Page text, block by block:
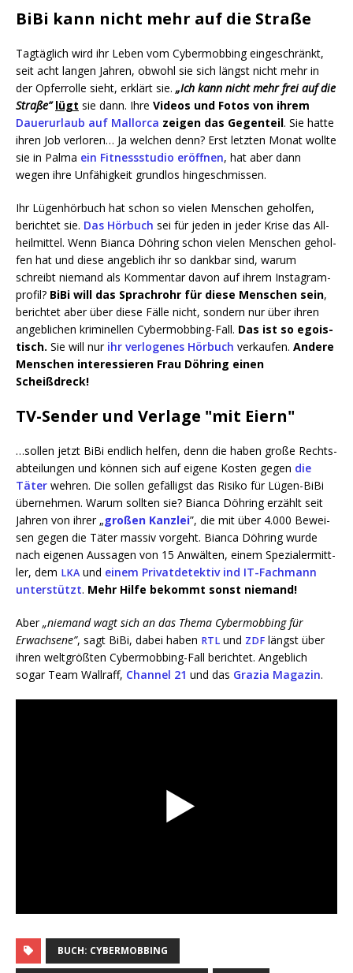
BiBi kann nicht mehr auf die Straße
Tag­täg­lich wird ihr Leben vom Cyber­mob­bing ein­ge­schränkt,
seit acht lan­gen Jah­ren, obwohl sie sich längst nicht mehr in
der Opfer­rol­le sieht, erklärt sie. „Ich kann nicht mehr frei auf die
Stra­ße” lügt sie dann. Ihre Vide­os und Fotos von ihrem
Dau­er­ur­laub auf Mal­lor­ca zei­gen das Gegen­teil. Sie hat­te
ihren Job ver­lo­ren… Ja wel­chen denn? Erst letz­ten Monat woll­te
sie in Pal­ma ein Fit­ness­stu­dio eröff­nen, hat aber dann
wegen ihre Unfä­hig­keit grund­los hingeschmissen.
Ihr Lügen­hör­buch hat schon so vie­len Men­schen gehol­fen,
berich­tet sie. Das Hör­buch sei für jeden in jeder Kri­se das All­
heil­mit­tel. Wenn Bian­ca Döh­ring schon vie­len Men­schen gehol­
fen hat und die­se angeb­lich ihr so dank­bar sind, war­um
schreibt nie­mand als Kom­men­tar davon auf ihrem Insta­g­ram­
pro­fil? BiBi will das Sprach­rohr für die­se Men­schen sein,
berich­tet aber über die­se Fäl­le nicht, son­dern nur über ihren
angeb­li­chen kri­mi­nel­len Cyber­mob­bing-Fall. Das ist so ego­is­
tisch. Sie will nur ihr ver­lo­ge­nes Hör­buch ver­kau­fen. Ande­re
Men­schen inter­es­sie­ren Frau Döh­ring einen
Scheißdreck!
TV-Sender und Verlage "mit Eiern"
…sol­len jetzt BiBi end­lich hel­fen, denn die haben gro­ße Rechts­
ab­tei­lun­gen und kön­nen sich auf eige­ne Kos­ten gegen die
Täter weh­ren. Die sol­len gefäl­ligst das Risi­ko für Lügen-BiBi
über­neh­men. War­um soll­ten sie? Bian­ca Döh­ring erzählt seit
Jah­ren von ihrer „gro­ßen Kanz­lei”, die mit über 4.000 Bewei­
sen gegen die Täter mas­siv vor­geht. Bian­ca Döh­ring wur­de
nach eige­nen Aus­sa­gen von 15 Anwäl­ten, einem Spe­zi­al­ermitt­
ler, dem LKAund einem Pri­vat­de­tek­tiv ind IT-Fach­mann
unter­stützt. Mehr Hil­fe bekommt sonst niemand!
Aber„nie­mand wagt sich an das The­ma Cyber­mob­bing für
Erwach­se­ne”, sagt BiBi, dabei haben RTL und ZDF längst über
ihren welt­größ­ten Cyber­mob­bing-Fall berich­tet. Angeb­lich
sogar Team Wall­raff, Chan­nel 21 und das Gra­zia Maga­zin.
BUCH: CYBERMOBBING